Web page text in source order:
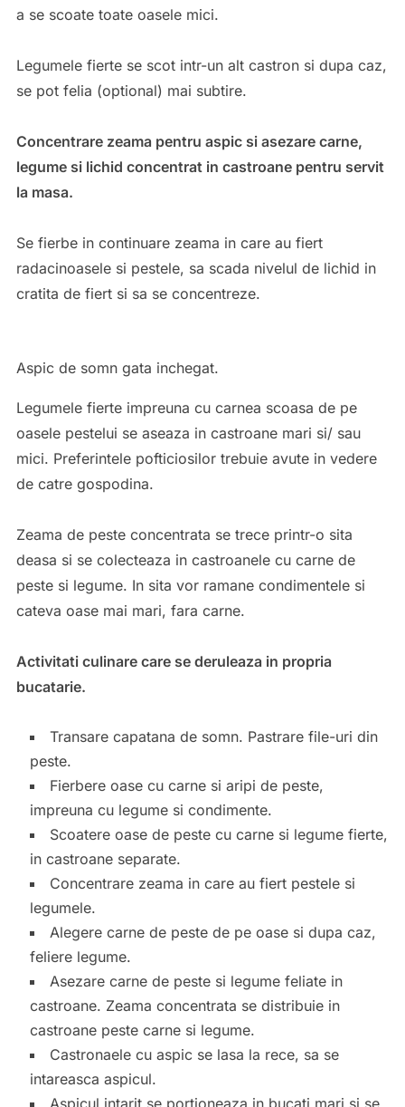
a se scoate toate oasele mici.
Legumele fierte se scot intr-un alt castron si dupa caz,
se pot felia (optional) mai subtire.
Concentrare zeama pentru aspic si asezare carne,
legume si lichid concentrat in castroane pentru servit
la masa.
Se fierbe in continuare zeama in care au fiert
radacinoasele si pestele, sa scada nivelul de lichid in
cratita de fiert si sa se concentreze.
Aspic de somn gata inchegat.
Legumele fierte impreuna cu carnea scoasa de pe
oasele pestelui se aseaza in castroane mari si/ sau
mici. Preferintele pofticiosilor trebuie avute in vedere
de catre gospodina.
Zeama de peste concentrata se trece printr-o sita
deasa si se colecteaza in castroanele cu carne de
peste si legume. In sita vor ramane condimentele si
cateva oase mai mari, fara carne.
Activitati culinare care se deruleaza in propria
bucatarie.
Transare capatana de somn. Pastrare file-uri din
peste.
Fierbere oase cu carne si aripi de peste,
impreuna cu legume si condimente.
Scoatere oase de peste cu carne si legume fierte,
in castroane separate.
Concentrare zeama in care au fiert pestele si
legumele.
Alegere carne de peste de pe oase si dupa caz,
feliere legume.
Asezare carne de peste si legume feliate in
castroane. Zeama concentrata se distribuie in
castroane peste carne si legume.
Castronaele cu aspic se lasa la rece, sa se
intareasca aspicul.